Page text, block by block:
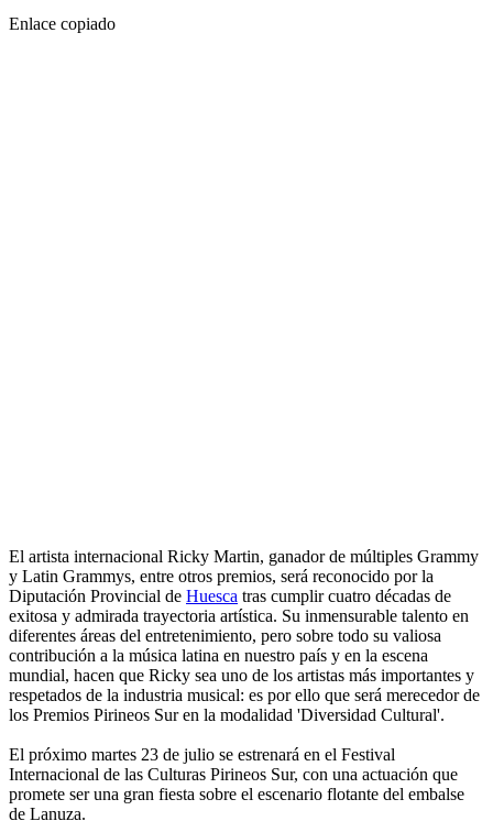
Enlace copiado
El artista internacional Ricky Martin, ganador de múltiples Grammy
y Latin Grammys, entre otros premios, será reconocido por la
Diputación Provincial de Huesca tras cumplir cuatro décadas de
exitosa y admirada trayectoria artística. Su inmensurable talento en
diferentes áreas del entretenimiento, pero sobre todo su valiosa
contribución a la música latina en nuestro país y en la escena
mundial, hacen que Ricky sea uno de los artistas más importantes y
respetados de la industria musical: es por ello que será merecedor de
los Premios Pirineos Sur en la modalidad 'Diversidad Cultural'.
El próximo martes 23 de julio se estrenará en el Festival
Internacional de las Culturas Pirineos Sur, con una actuación que
promete ser una gran fiesta sobre el escenario flotante del embalse
de Lanuza.